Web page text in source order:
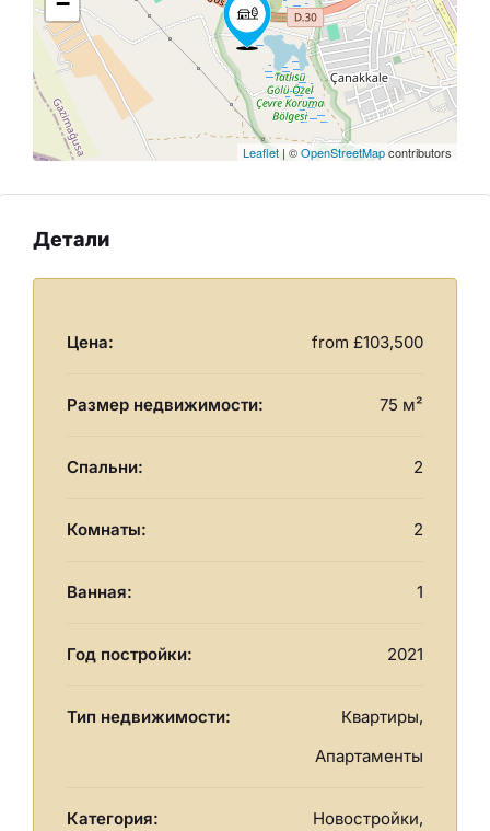
Leaflet| ©OpenStreetMapcontributors
Детали
Цена: from £103,500
Размер недвижимости: 75 м²
Спальни: 2
Комнаты: 2
Ванная: 1
Год постройки: 2021
Тип недвижимости:
Квартиры,
Апартаменты
Категория:
Новостройки,